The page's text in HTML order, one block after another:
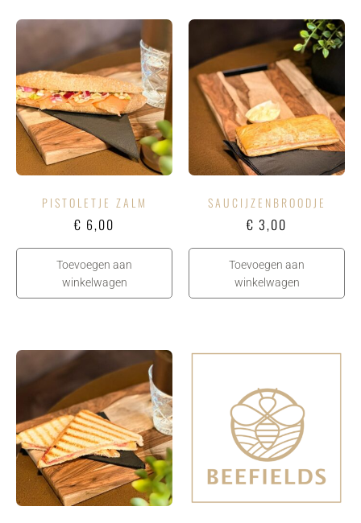
PISTOLETJE ZALM
€ 6,00
Toevoegen aan
winkelwagen
SAUCIJZENBROODJE
€ 3,00
Toevoegen aan
winkelwagen